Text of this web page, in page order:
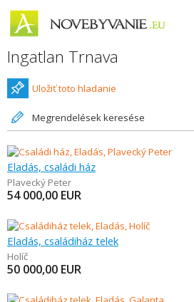
Ingatlan Trnava
Uložiť toto hladanie
Megrendelések keresése
Eladás, családi ház
Plavecký Peter
54 000,00 EUR
Eladás, családiház telek
Holíč
50 000,00 EUR